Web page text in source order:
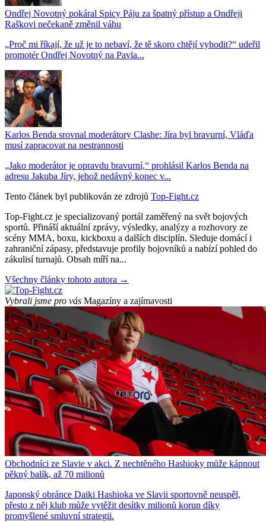
Ondřej Novotný pokáral Spicy Páju za špatný přístup a Ondřeji
Raškovi nečekaně změnil váhu
„Proč mi říkají, že už je to nebaví, že tě skoro chtějí vyhodit?“ udeřil
promotér Ondřej Novotný na Pavla...
Karlos Benda srovnal moderátory Clashe: Jíra byl bravurní, Vláďa
musí zapracovat na nestrannosti
„Jako moderátor je opravdu bravurní,“ prohlásil Karlos Benda na
adresu Jakuba Jíry, jehož nedávný konec v...
Tento článek byl publikován ze zdrojů Top-Fight.cz
Top-Fight.cz je specializovaný portál zaměřený na svět bojových
sportů. Přináší aktuální zprávy, výsledky, analýzy a rozhovory ze
scény MMA, boxu, kickboxu a dalších disciplín. Sleduje domácí i
zahraniční zápasy, představuje profily bojovníků a nabízí pohled do
zákulisí turnajů. Obsah míří na...
Všechny články tohoto autora →
Vybrali jsme pro vás Magazíny a zajímavosti
Obchodníci ze Slavie v akci. Z nechtěného Hashioky může kápnout
pěkný balík, až 70 milionů
Japonský obránce Daiki Hashioka ve Slavii sportovně neuspěl,
přesto z něj klub může vytěžit desítky milionů korun díky
promyšlené smluvní strategii.